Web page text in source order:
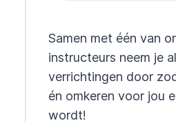
Samen met één van
instructeurs neem je
verrichtingen door
én omkeren voor jou
wordt!